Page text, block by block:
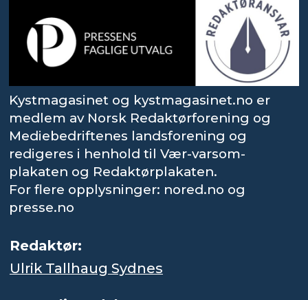
Kystmagasinet og kystmagasinet.no er
medlem av Norsk Redaktørforening og
Mediebedriftenes landsforening og
redigeres i henhold til Vær-varsom-
plakaten og Redaktørplakaten.
For flere opplysninger: nored.no og
presse.no
Redaktør:
Ulrik Tallhaug Sydnes